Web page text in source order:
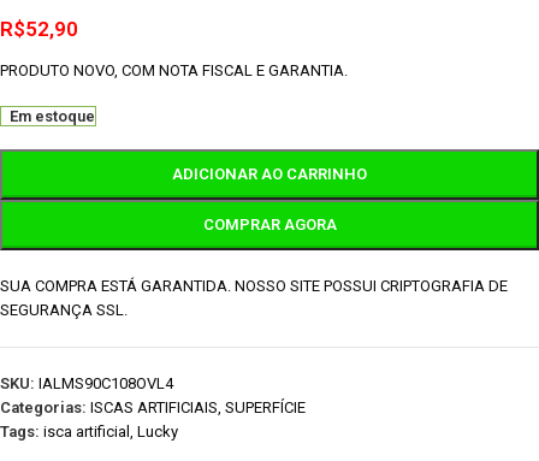
R$52,90
PRODUTO NOVO, COM NOTA FISCAL E GARANTIA.
Em estoque
ADICIONAR AO CARRINHO
COMPRAR AGORA
SUA COMPRA ESTÁ GARANTIDA. NOSSO SITE POSSUI CRIPTOGRAFIA DE
SEGURANÇA SSL.
SKU: IALMS90C108OVL4
Categorias: ISCAS ARTIFICIAIS, SUPERFÍCIE
Tags: isca artificial , Lucky